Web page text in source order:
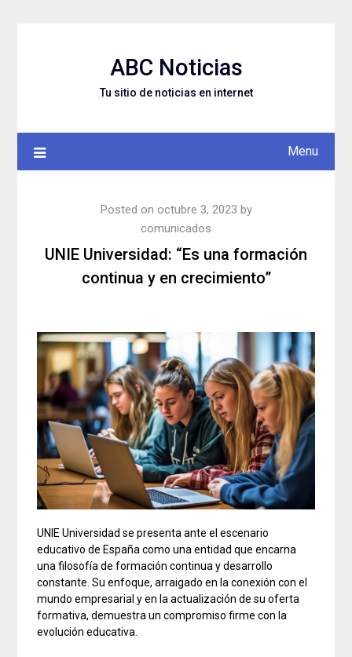
ABC Noticias
Tu sitio de noticias en internet
Menu
UNIE Universidad: “Es una formación
continua y en crecimiento”
Posted on octubre 3, 2023 by
comunicados
UNIE Universidad se presenta ante el escenario
educativo de España como una entidad que encarna
una filosofía de formación continua y desarrollo
constante. Su enfoque, arraigado en la conexión con el
mundo empresarial y en la actualización de su oferta
formativa, demuestra un compromiso firme con la
evolución educativa.